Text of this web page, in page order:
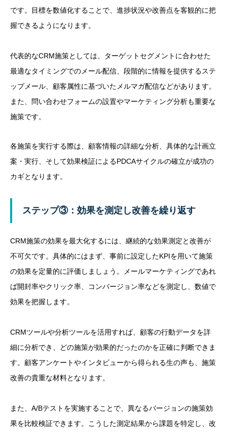
です。目標を数値化することで、進捗状況や改善点を客観的に把
握できるようになります。
代表的なCRM施策としては、ターゲットセグメントに合わせた
最適なタイミングでのメール配信、段階的に情報を提供するステ
ップメール、顧客属性に基づいたメルマガ配信などがあります。
また、問い合わせフォームの設置やマーケティング分析も重要な
施策です。
各施策を実行する際は、顧客情報の詳細な分析、具体的な計画立
案・実行、そして効果検証によるPDCAサイクルの確立が成功の
カギとなります。
ステップ③：効果を測定し改善を繰り返す
CRM施策の効果を最大化するには、継続的な効果測定と改善が
不可欠です。具体的にはまず、事前に設定したKPIを用いて施策
の効果を定量的に評価しましょう。メールマーケティングであれ
ば開封率やクリック率、コンバージョン率などを測定し、数値で
効果を把握します。
CRMツールや分析ツールを活用すれば、顧客の行動データを詳
細に分析でき、どの施策が効果的だったのかを正確に判断できま
す。顧客アンケートやインタビューから得られる生の声も、施策
改善の貴重な材料となります。
また、A/Bテストを実施することで、異なるバージョンの施策効
果を比較検証できます。こうした測定結果から課題を特定し、改